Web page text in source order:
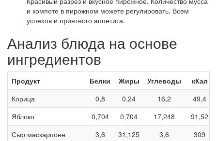
и компоте в пирожном можете регулировать. Всем
успехов и приятного аппетита.
Анализ блюда на основе
ингредиентов
Продукт Белки Жиры Углеводы
кКал
Корица
0,8 0,24 16,2
49,4
Яблоко
0,704 0,704 17,248
91,52
Сыр маскарпоне
3,6 31,125 3,6
309